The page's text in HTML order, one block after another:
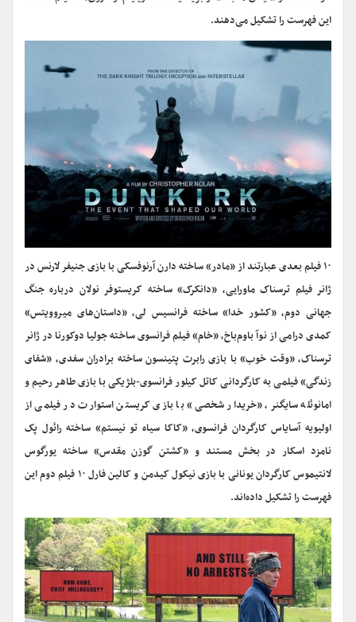
این فهرست را تشکیل می‌دهند.
۱۰ فیلم بعدی عبارتند از «مادر» ساخته دارن آرنوفسکی با بازی جنیفر لارنس در
ژانر فیلم ترسناک ماورایی، «دانکرک» ساخته کریستوفر نولان درباره جنگ
جهانی دوم، «کشور خدا» ساخته فرانسیس لی، «داستان‌های میروویتس»
کمدی درامی از نوآ باوم‌باخ، «خام» فیلم فرانسوی ساخته جولیا دوکورنا در ژانر
ترسناک، «وقت خوب» با بازی رابرت پتینسون ساخته برادران سفدی، «شفای
زندگی» فیلمی به کارگردانی کاتل کیلور فرانسوی-بلژیکی با بازی طاهر رحیم و
امانوئله سایگنر، «خریدار شخصی» با بازی کریستن استوارت در فیلمی از
اولیویه آسایاس کارگردان فرانسوی، «کاکا سیاه تو نیستم» ساخته رائول پک
نامزد اسکار در بخش مستند و «کشتن گوزن مقدس» ساخته یورگوس
لانتیموس کارگردان یونانی با بازی نیکول کیدمن و کالین فارل ۱۰ فیلم دوم این
فهرست را تشکیل داده‌اند.